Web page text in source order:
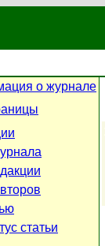
о журнале
статьи